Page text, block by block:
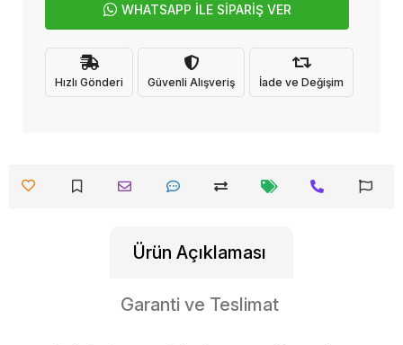
WHATSAPP İLE SİPARİŞ VER
Hızlı Gönderi Güvenli Alışveriş İade ve Değişim
Ürün Açıklaması
Garanti ve Teslimat